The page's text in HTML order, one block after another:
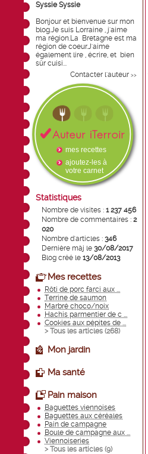
Syssie Syssie
Bonjour et bienvenue sur mon
blog.Je suis Lorraine , j'aime
ma région.La Bretagne est ma
région de coeur.J'aime
également lire , écrire, et bien
sûr cuisi...
Contacter l'auteur >>
mes recettes
ajoutez-les à
votre carnet
Statistiques
Nombre de visites : 1 237 456
Nombre de commentaires : 2
020
Nombre d'articles : 346
Dernière màj le 30/08/2017
Blog créé le 13/08/2013
Mes recettes
Rôti de porc farci aux ...
Terrine de saumon
Marbré choco/noix
Hachis parmentier de c ...
Cookies aux pépites de ...
> Tous les articles (268)
Mon jardin
Ma santé
Pain maison
Baguettes viennoises
Baguettes aux céréales
Pain de campagne
Boule de campagne aux ...
Viennoiseries
> Tous les articles (9)